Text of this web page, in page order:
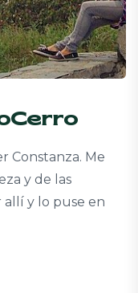
Constanza. Me
y de las
y lo puse en